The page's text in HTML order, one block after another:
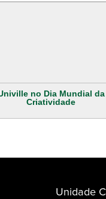
no Dia Mundial da
Criatividade
Unidade